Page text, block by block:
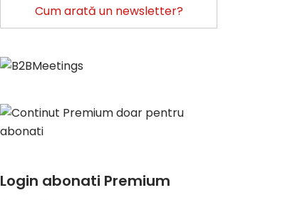
Cum arată un newsletter?
Login abonati Premium